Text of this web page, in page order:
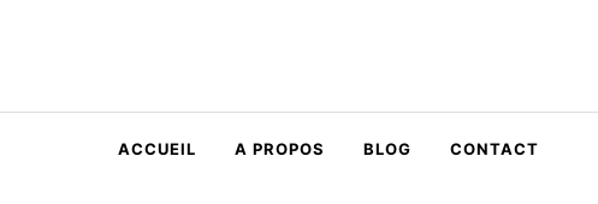
ACCUEIL A PROPOS BLOG CONTACT